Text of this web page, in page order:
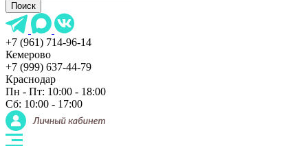
Поиск
+7 (961) 714-96-14
Кемерово
+7 (999) 637-44-79
Краснодар
Пн - Пт: 10:00 - 18:00
Сб: 10:00 - 17:00